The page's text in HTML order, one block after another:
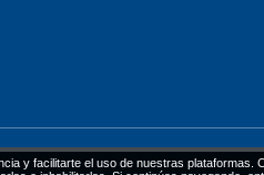
y facilitarte el uso de nuestras plataformas.